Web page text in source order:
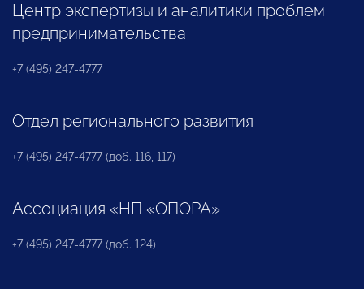
Центр экспертизы и аналитики проблем
предпринимательства
+7 (495) 247-4777
Отдел регионального развития
+7 (495) 247-4777 (доб. 116, 117)
Ассоциация «НП «ОПОРА»
+7 (495) 247-4777 (доб. 124)